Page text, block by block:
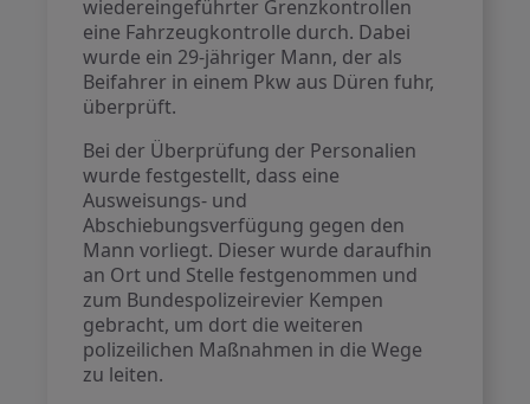
wiedereingeführter Grenzkontrollen
eine Fahrzeugkontrolle durch. Dabei
wurde ein 29-jähriger Mann, der als
Beifahrer in einem Pkw aus Düren fuhr,
überprüft.
Bei der Überprüfung der Personalien
wurde festgestellt, dass eine
Ausweisungs- und
Abschiebungsverfügung gegen den
Mann vorliegt. Dieser wurde daraufhin
an Ort und Stelle festgenommen und
zum Bundespolizeirevier Kempen
gebracht, um dort die weiteren
polizeilichen Maßnahmen in die Wege
zu leiten.